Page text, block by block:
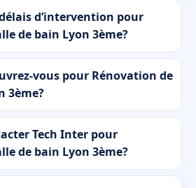
d’intervention pour
de bain Lyon 3ème?
vous pour Rénovation de
3ème?
Tech Inter pour
de bain Lyon 3ème?